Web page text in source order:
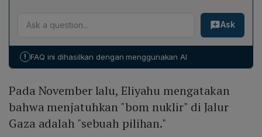
kesepakatan, sementara Presiden Joe Biden
militer di Gaza selama bulan suci jika kesepakatan
tersebut tercapai, dengan mediasi dari AS, Qatar, dan
Konflik di Gaza telah menimbulkan lebih dari 30.035
korban jiwa Palestina dan 70.457 luka-luka, dengan
85% penduduk Gaza mengungsi karena kekurangan
bahwa 60% infrastruktur di wilayah tersebut hancur
memutuskan Israel melakukan genosida dan
memerintahkan penghentian tindakan tersebut serta
memastikan bantuan kemanusiaan sampai ke warga
sipil.
Ask
! FAQ ini dihasilkan dengan menggunakan AI
Pada November lalu, Eliyahu mengatakan
bahwa menjatuhkan "bom nuklir" di Jalur
Gaza adalah "sebuah pilihan."